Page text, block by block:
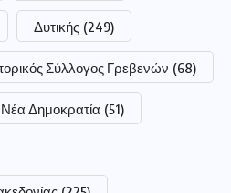
Δυτικής (249)
Σύλλογος Γρεβενών (68)
Νέα Δημοκρατία (51)